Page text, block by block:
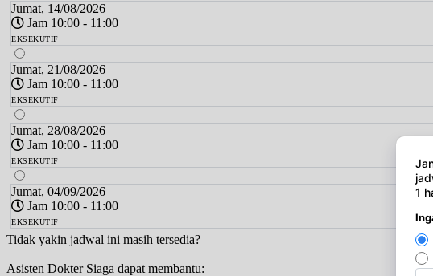
Jumat, 14/08/2026
Jam 10:00 - 11:00
EKSEKUTIF
Jumat, 21/08/2026
Jam 10:00 - 11:00
EKSEKUTIF
Jumat, 28/08/2026
Jam 10:00 - 11:00
EKSEKUTIF
Jumat, 04/09/2026
Jam 10:00 - 11:00
EKSEKUTIF
Tidak yakin jadwal ini masih tersedia?
Asisten Dokter Siaga dapat membantu: